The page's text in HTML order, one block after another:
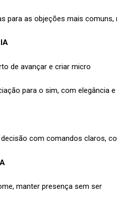
para as objeções mais
de avançar e criar micro
para o sim, com elegância
com comandos claros,
manter presença sem ser